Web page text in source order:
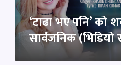
‘टाढा भए पनि’ को
सार्वजनिक (भिडियो